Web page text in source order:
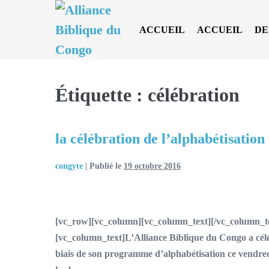
ACCUEIL ACCUEIL
Étiquette : célébration
la célébration de l’alphabétisation
congyte Publié le 19 octobre 2016
de
l’alphabétisation
[vc_row][vc_column][vc_column_text][/
[vc_column_text]L’Alliance Biblique du Congo a
biais de son programme d’alphabétisation ce